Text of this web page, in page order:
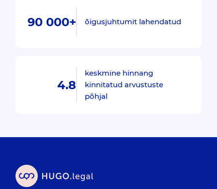
90 000+ õigusjuhtumit lahendatud
4.8
keskmine hinnang
kinnitatud arvustuste
põhjal